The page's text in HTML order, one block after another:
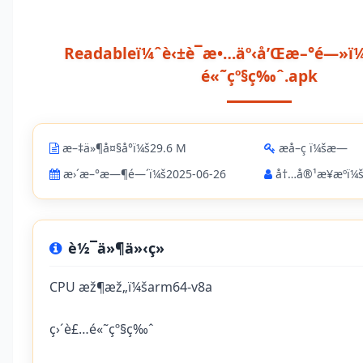
é«˜çº§ç‰ˆ.apk
æ–‡ä»¶å¤§å°ï¼š29.6 M
æå–ç ï¼šæ—
æ›´æ–°æ—¶é—´ï¼š2025-06-26
è½¯ä»¶ä»‹ç»
CPU æž¶æž„ï¼šarm64-v8a
ç›´è£…é«˜çº§ç‰ˆ